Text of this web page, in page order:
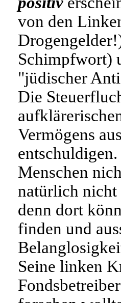
von den
Schimpfwort)
"jüdischer
Die
Vermögens
Menschen
natürlich nicht
denn dort
finden und
Seine linken